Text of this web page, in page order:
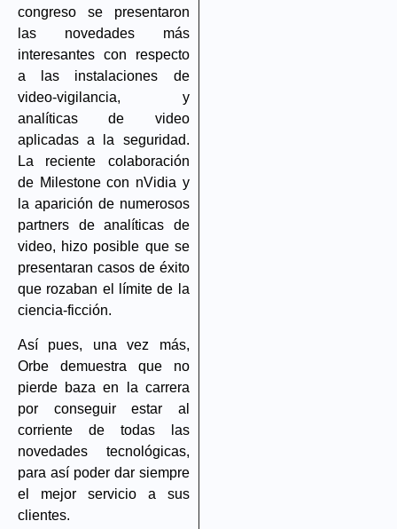
congreso se presentaron
las novedades más
interesantes con respecto
a las instalaciones de
video-vigilancia, y
analíticas de video
aplicadas a la seguridad.
La reciente colaboración
de Milestone con nVidia y
la aparición de numerosos
partners de analíticas de
video, hizo posible que se
presentaran casos de éxito
que rozaban el límite de la
ciencia-ficción.
Así pues, una vez más,
Orbe demuestra que no
pierde baza en la carrera
por conseguir estar al
corriente de todas las
novedades tecnológicas,
para así poder dar siempre
el mejor servicio a sus
clientes.